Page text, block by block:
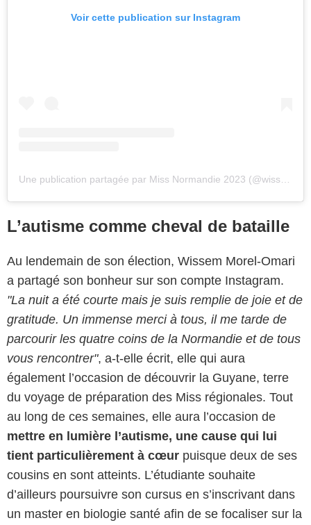
Voir cette publication sur Instagram
L’autisme comme cheval de bataille
Au lendemain de son élection, Wissem Morel-Omari
a partagé son bonheur sur son compte Instagram.
"La nuit a été courte mais je suis remplie de joie et de
gratitude. Un immense merci à tous, il me tarde de
parcourir les quatre coins de la Normandie et de tous
vous rencontrer", a-t-elle écrit, elle qui aura
également l’occasion de découvrir la Guyane, terre
du voyage de préparation des Miss régionales. Tout
au long de ces semaines, elle aura l’occasion de
mettre en lumière l’autisme, une cause qui lui
tient particulièrement à cœur puisque deux de ses
cousins en sont atteints. L’étudiante souhaite
d’ailleurs poursuivre son cursus en s’inscrivant dans
un master en biologie santé afin de se focaliser sur la